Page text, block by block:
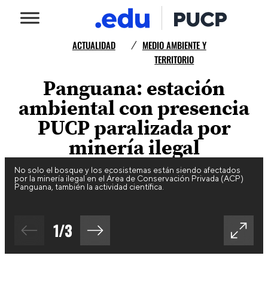
ACTUALIDAD / MEDIO AMBIENTE Y
TERRITORIO
Panguana: estación
ambiental con presencia
PUCP paralizada por
minería ilegal
No solo el bosque y los ecosistemas están siendo afectados
por la minería ilegal en el Área de Conservación Privada (ACP)
Panguana, también la actividad científica.
1/3